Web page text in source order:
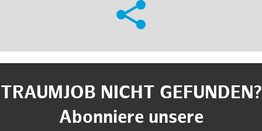
TRAUMJOB NICHT GEFUNDEN?
Abonniere unsere